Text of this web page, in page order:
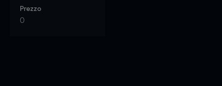
Prezzo
0